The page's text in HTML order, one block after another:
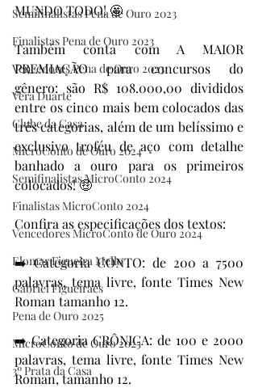
Semifinalistas Pena de Ouro 2023
Finalistas Pena de Ouro 2023
Vencedores Pena de Ouro 2023
Vera Duarte
Clube da Casa
MicroConto de Ouro 2024
Semifinalistas MicroConto 2024
Finalistas MicroConto 2024
Vencedores MicroConto de Ouro 2024
Elomar Figueira Mello
Gabriel Figueiraes
Pena de Ouro 2025
MicroConto de Ouro 2025
3º Prata da Casa
MUNDO TODO! 🤩
Também conta com A MAIOR
PREMIAÇÃO para concursos do
gênero: são R$ 108.000,00 divididos
entre os cinco mais bem colocados das
três categorias, além de um belíssimo e
exclusivo troféu de aço com detalhe
banhado a ouro para os primeiros
colocados! 🤑
Confira as especificações dos textos:
➡️ Categoria CONTO: de 200 a 7500
palavras, tema livre, fonte Times New
Roman tamanho 12.
➡️ Categoria CRÔNICA: de 100 e 2000
palavras, tema livre, fonte Times New
Roman, tamanho 12.